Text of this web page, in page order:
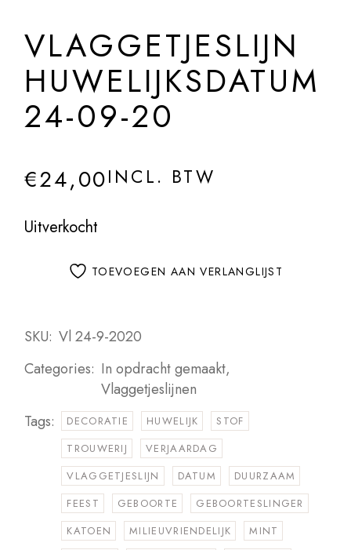
VLAGGETJESLIJN
HUWELIJKSDATUM
24-09-20
€24,00INCL. BTW
Uitverkocht
TOEVOEGEN AAN VERLANGLIJST
SKU: Vl 24-9-2020
Categories: In opdracht gemaakt,
Vlaggetjeslijnen
Tags:
DECORATIE HUWELIJK
STOF
TROUWERIJ
VERJAARDAG
VLAGGETJESLIJN
DATUM
DUURZAAM
FEEST
GEBOORTE
GEBOORTESLINGER
KATOEN
MILIEUVRIENDELIJK
MINT